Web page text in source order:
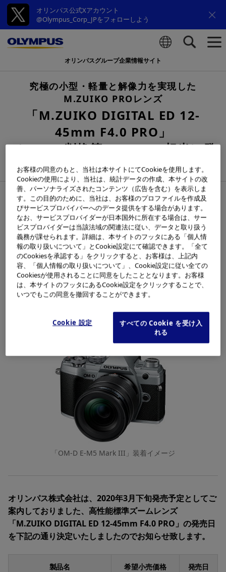
オリンパス公式Xアカウント
@Olympus_Corp_JPをフォローしよう
オリンパスグループ企業情報サイト
究極の小型・軽量と解像力を実現した
M.ZUIKO PROレンズ
「M.ZUIKO DIGITAL ED 12-
45mm F4.0 PRO」
（35mm判換算24-90mm相当）発
売日決定のお知らせ
2020年3月12日
「M.ZUIKO DIGITAL ED 12-45mm F4.0 PRO」
「OM-D E-M5 Mark III」装着イメージ
オリンパス株式会社は、2020年3月下旬発売予定としてご
案内しておりました、高性能標準ズームレンズ
「M.ZUIKO DIGITAL ED 12-45mm F4.0 PRO」の発売日
を下記の通り決定いたしましたのでお知らせ致します。
製品名 希望小売価格 発売日
お客様の同意のもと、当社は本サイトにてCookieを使用します。
Cookieの使用により、当社は、統計データの作成、本サイトの改
善、パーソナライズされたコンテンツ（広告を含む）を表示しま
す。この目的のために、当社は、お客様のプロファイルを作成及
びサービスプロバイバーへのデータ提供をする場合があります。
なお、サービスプロバイダーが日本国外に所在する場合は、サー
ビスプロバイダーは当該法域の関連法に従い、データと取り扱う
義務が課せられます。詳細は、本サイトのフッタにある「個人情
報の取り扱いについて」とCookie設定にて確認できます。「全て
のCookiesを承認する」をクリックすると、お客様は、上記内
容、「個人情報の取り扱いについて」、Cookie設定に従い全ての
Cookiesが使用されることに同意をしたこととなります。お客様
は、本サイトのフッタにあるCookie設定をクリックすることで、
いつでもこの同意を撤回することができます。
Cookie 設定
すべての Cookie を受け入
れる